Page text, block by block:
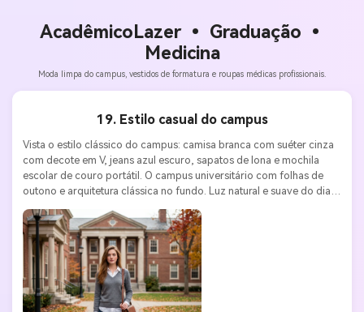
AcadêmicoLazer • Graduação •
Medicina
Moda limpa do campus, vestidos de formatura e roupas médicas profissionais.
19. Estilo casual do campus
Vista o estilo clássico do campus: camisa branca com suéter cinza
com decote em V, jeans azul escuro, sapatos de lona e mochila
escolar de couro portátil. O campus universitário com folhas de
outono e arquitetura clássica no fundo. Luz natural e suave do dia.
Sony A7 IV, lente 35mm f/1.8, ISO 200, f/2.8. Estilo jovem,
acadêmico e artístico.